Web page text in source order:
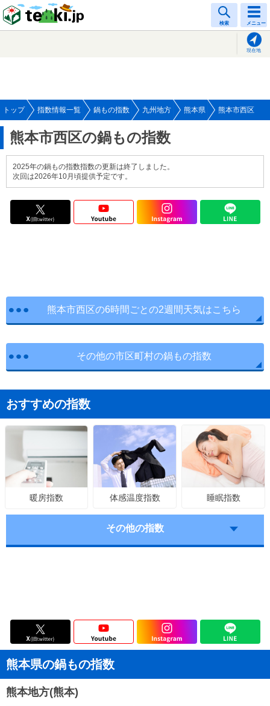
検索 メニュー
現在地
トップ 指数情報一覧 鍋もの指数 九州地方 熊本県 熊本市西区
熊本市西区の鍋もの指数
2025年の鍋もの指数指数の更新は終了しました。
次回は2026年10月頃提供予定です。
熊本市西区の6時間ごとの2週間天気はこちら
その他の市区町村の鍋もの指数
おすすめの指数
暖房指数 体感温度指数 睡眠指数
その他の指数
熊本県の鍋もの指数
熊本地方(熊本)